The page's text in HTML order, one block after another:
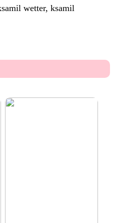
wetter, ksamil